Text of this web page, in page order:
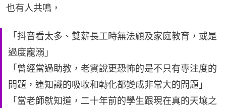
也有人共鳴，
「抖音看太多、雙薪長工時無法顧及家庭教育，或是
過度寵溺」
「曾經當過助教，老實說更恐怖的是不只有專注度的
問題，連知識的吸收和轉化都變成非常大的問題」
「當老師就知道，二十年前的學生跟現在真的天壤之